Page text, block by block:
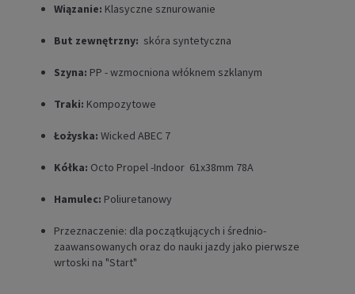
Wiązanie: Klasyczne sznurowanie
But zewnętrzny: skóra syntetyczna
Szyna: PP - wzmocniona włóknem szklanym
Traki: Kompozytowe
Łożyska: Wicked ABEC 7
Kółka: Octo Propel -Indoor 61x38mm 78A
Hamulec: Poliuretanowy
Przeznaczenie: dla początkujących i średnio-
zaawansowanych oraz do nauki jazdy jako pierwsze
wrtoski na "Start"